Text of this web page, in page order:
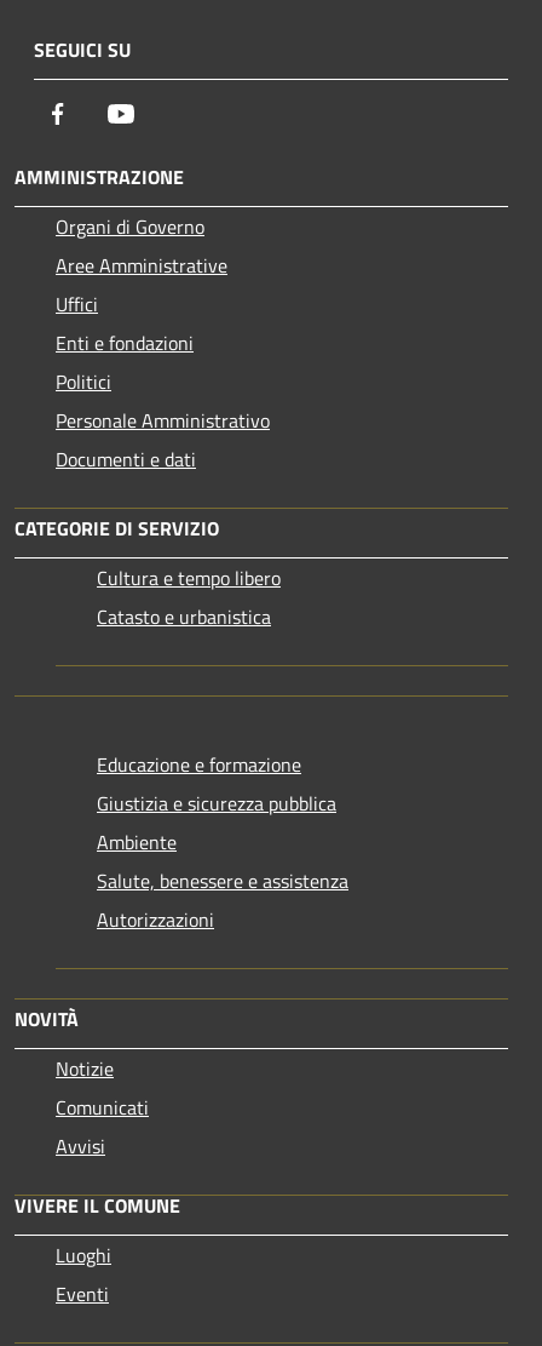
SEGUICI SU
Facebook
AMMINISTRAZIONE
Organi di Governo
Aree Amministrative
Uffici
Enti e fondazioni
Politici
Personale Amministrativo
Documenti e dati
CATEGORIE DI SERVIZIO
Cultura e tempo libero
Catasto e urbanistica
Educazione e formazione
Giustizia e sicurezza pubblica
Ambiente
Salute, benessere e assistenza
Autorizzazioni
NOVITÀ
Notizie
Comunicati
Avvisi
VIVERE IL COMUNE
Luoghi
Eventi